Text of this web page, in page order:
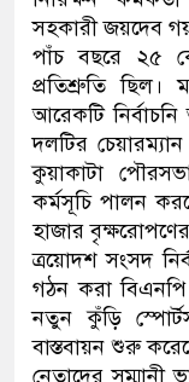
সহকারী জয়দেব
পাঁচ বছরে ২৫
প্রতিশ্রুতি ছিল।
আরেকটি
দলটির
কুয়াকাটা
কর্মসূচি পালন
হাজার
ত্রয়োদশ সংসদ
গঠন করা বিএনপি
নতুন কুঁড়ি
বাস্তবায়ন শুরু
নেতাদের সম্মানী